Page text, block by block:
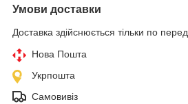
Умови доставки
Доставка здійснюється тільки по
Нова Пошта
Укрпошта
Самовивіз